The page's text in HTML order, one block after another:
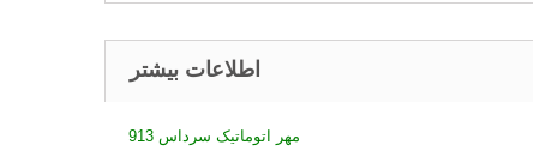
اطلاعات بیشتر
مهر اتوماتیک سرداس 913